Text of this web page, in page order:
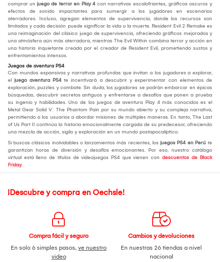
comprar un juego de terror en Play 4 con narrativas escalofriantes, gráficos oscuros y
efectos de sonido impactantes para sumergir a los jugadores en escenarios
aterradores. Incluso, agregan elementos de supervivencia, donde los recursos son
limitados y cada decisión puede significar la vida o la muerte. Resident Evil 2 Remake es
una reimaginación del clásico juego de supervivencia, ofreciendo gráficos mejorados y
una atmósfera aún más aterradora, mientras The Evil Within combina terror y acción en
una historia inquietante creada por el creador de Resident Evil, prometiendo sustos y
enfrentamientos intensos.
Juegos de aventura PS4
Con mundos expansivos y narrativas profundas que invitan a los jugadores a explorar,
el juego aventura PS4 te incentivará a descubrir y experimentar con elementos de
exploración, puzzles y combate. Sin duda, los jugadores se podrán embarcar en épicas
búsquedas, descubrir secretos antiguos y enfrentarse a desafíos que ponen a prueba
su ingenio y habilidades. Uno de los juegos de aventura Play 4 más conocidos es el
Metal Gear Solid V: The Phantom Pain por su mundo abierto y su compleja narrativa,
permitiendo a los usuarios a abordar misiones de múltiples maneras. En tanto, The Last
of Us Part II continúa la historia emocionalmente cargada de su predecesor, ofreciendo
una mezcla de acción, sigilo y exploración en un mundo postapocalíptico.
Si buscas clásicos inolvidables o lanzamientos más recientes, los juegos PS4 en Perú te
garantizan horas de diversión y desafíos emocionantes. Por eso, nuestro catálogo
virtual está lleno de títulos de videojuegos PS4 que vienen con descuentos de Black
Friday.
¡Descubre y compra en Oechsle!
Compra fácil y seguro
En solo 6 simples pasos, ve nuestro
video
Cambios y devoluciones
En nuestras 26 tiendas a nivel
nacional